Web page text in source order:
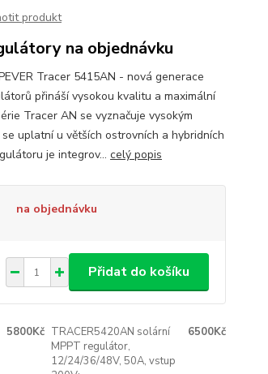
produkt
na objednávku
Tracer 5415AN - nová generace
přináší vysokou kvalitu a maximální
Tracer AN se vyznačuje vysokým
uplatní u větších ostrovních a hybridních
je integrov... celý popis
na objednávku
Přidat do košíku
5800Kč TRACER5420AN solární
MPPT regulátor,
12/24/36/48V, 50A, vstup
6500Kč